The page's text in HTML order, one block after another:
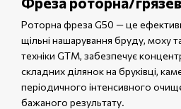
Роторна фреза G50 — це
щільні нашарування бруду, моху
техніки GTM, забезпечує
складних ділянок на бруківці,
періодичного інтенсивного
бажаного результату.